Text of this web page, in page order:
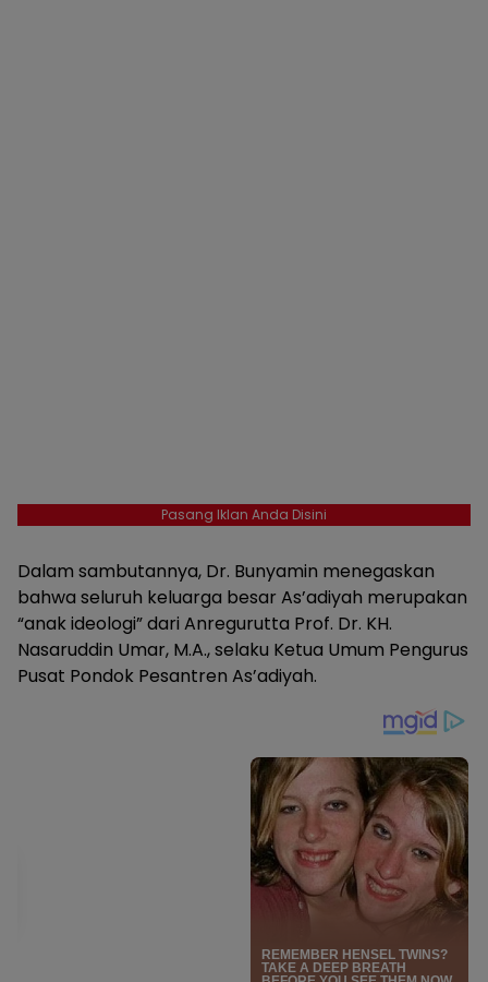
Pasang Iklan Anda Disini
Dalam sambutannya, Dr. Bunyamin menegaskan
bahwa seluruh keluarga besar As’adiyah merupakan
“anak ideologi” dari Anregurutta Prof. Dr. KH.
Nasaruddin Umar, M.A., selaku Ketua Umum Pengurus
Pusat Pondok Pesantren As’adiyah.